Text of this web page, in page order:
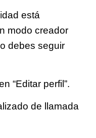
está
modo creador
debes seguir
“Editar perfil”.
de llamada